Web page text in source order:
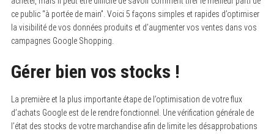
ce public “à portée de main”. Voici 5 façons simples et rapides d’optimiser
la visibilité de vos données produits et d’augmenter vos ventes dans vos
campagnes Google Shopping.
Gérer bien vos stocks !
La première et la plus importante étape de l’optimisation de votre flux
d’achats Google est de le rendre fonctionnel. Une vérification générale de
l’état des stocks de votre marchandise afin de limite les désapprobations